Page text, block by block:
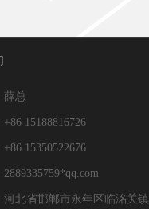
薛总
15188816726
15350522676
北省邯郸市永年区临洺关镇